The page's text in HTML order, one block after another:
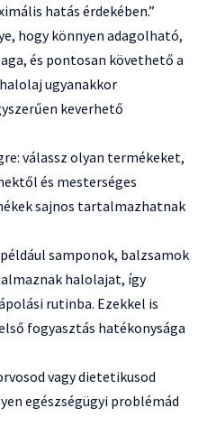
hatás érdekében.”
hogy könnyen adagolható,
és pontosan követhető a
ugyanakkor
keverhető
válassz olyan termékeket,
és mesterséges
sajnos tartalmazhatnak
samponok, balzsamok
halolajat, így
rutinba. Ezekkel is
fogyasztás hatékonysága
vagy dietetikusod
egészségügyi problémád